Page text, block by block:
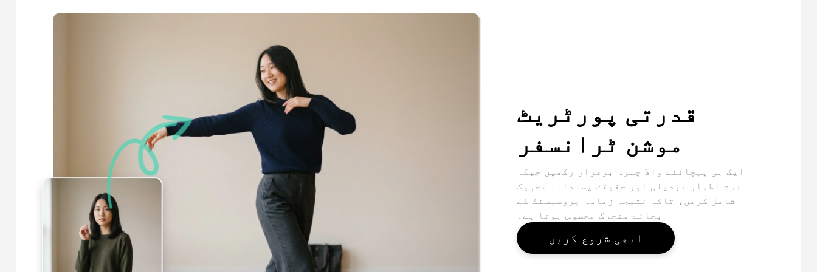
قدرتی پورٹریٹ
موشن ٹرانسفر
ایک ہی پہچاننے والا چہرہ برقرار رکھیں جبکہ
نرم اظہار تبدیلی اور حقیقت پسندانہ تحریک
شامل کریں، تاکہ نتیجہ زیادہ پروسیسنگ کے
بجائے متحرک محسوس ہوتا ہے۔
ابھی شروع کریں